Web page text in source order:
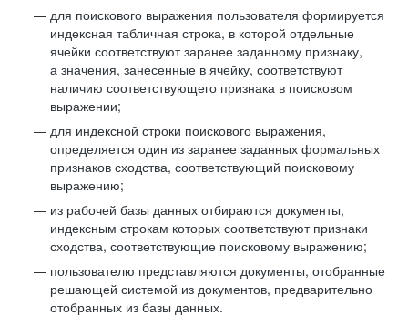
для поискового выражения пользователя формируется
индексная табличная строка, в которой отдельные
ячейки соответствуют заранее заданному признаку,
а значения, занесенные в ячейку, соответствуют
наличию соответствующего признака в поисковом
выражении;
для индексной строки поискового выражения,
определяется один из заранее заданных формальных
признаков сходства, соответствующий поисковому
выражению;
из рабочей базы данных отбираются документы,
индексным строкам которых соответствуют признаки
сходства, соответствующие поисковому выражению;
пользователю представляются документы, отобранные
решающей системой из документов, предварительно
отобранных из базы данных.